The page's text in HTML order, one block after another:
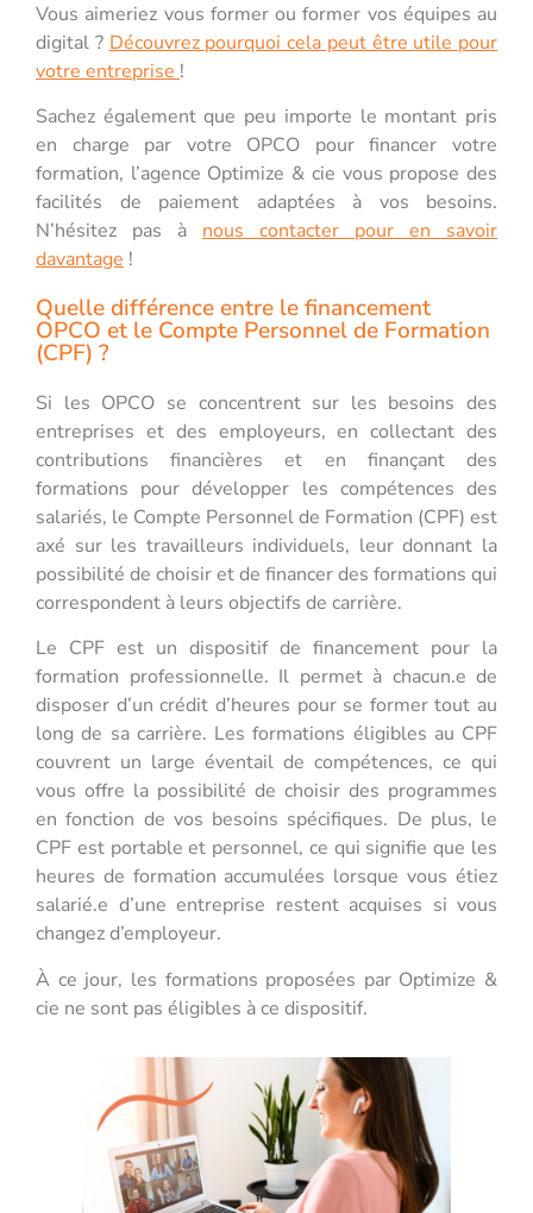
Vous aimeriez vous former ou former vos équipes au
digital ? Découvrez pourquoi cela peut être utile pour
votre entreprise !
Sachez également que peu importe le montant pris
en charge par votre OPCO pour financer votre
formation, l’agence Optimize & cie vous propose des
facilités de paiement adaptées à vos besoins.
N’hésitez pas à nous contacter pour en savoir
davantage !
Quelle différence entre le financement
OPCO et le Compte Personnel de Formation
(CPF) ?
Si les OPCO se concentrent sur les besoins des
entreprises et des employeurs, en collectant des
contributions financières et en finançant des
formations pour développer les compétences des
salariés, le Compte Personnel de Formation (CPF) est
axé sur les travailleurs individuels, leur donnant la
possibilité de choisir et de financer des formations qui
correspondent à leurs objectifs de carrière.
Le CPF est un dispositif de financement pour la
formation professionnelle. Il permet à chacun.e de
disposer d’un crédit d’heures pour se former tout au
long de sa carrière. Les formations éligibles au CPF
couvrent un large éventail de compétences, ce qui
vous offre la possibilité de choisir des programmes
en fonction de vos besoins spécifiques. De plus, le
CPF est portable et personnel, ce qui signifie que les
heures de formation accumulées lorsque vous étiez
salarié.e d’une entreprise restent acquises si vous
changez d’employeur.
À ce jour, les formations proposées par Optimize &
cie ne sont pas éligibles à ce dispositif.